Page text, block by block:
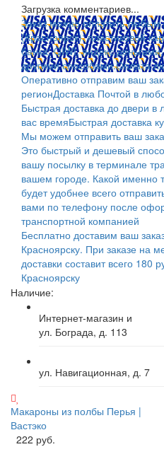
Загрузка комментариев...
Заказ можно оплатить
(Красноярск); пластиковой
банка; QIWI,
другими способами.Оплата
Оперативно отправим ваш
регионДоставка Почтой в
Быстрая доставка до двери
вас времяБыстрая доставка
Мы можем отправить ваш
Это быстрый и дешевый
вашу посылку в терминале
вашем городе. Какой именно
будет удобнее всего
вами по телефону после
транспортной компанией
Бесплатно доставим ваш
Красноярску. При заказе на
доставки составит всего 180
Красноярску
Наличие:
Интернет-магазин и
ул. Бограда, д. 113
ул. Навигационная, д. 7
Макароны из полбы Перья |
Вастэко
222 руб.